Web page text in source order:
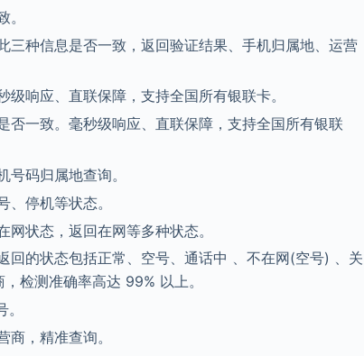
三种信息是否一致，返回验证结果、手机归属地、运营
响应、直联保障，支持全国所有银联卡。
否一致。毫秒级响应、直联保障，支持全国所有银联
号码归属地查询。
、停机等状态。
网状态，返回在网等多种状态。
回的状态包括正常、空号、通话中 、不在网(空号) 、关
检测准确率高达 99% 以上。
商，精准查询。